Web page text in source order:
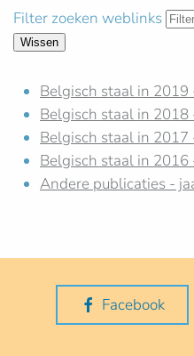
Filter zoeken weblinks
Wissen
Belgisch staal in 2019
Belgisch staal in 2018
Belgisch staal in 2017
Belgisch staal in 2016
Andere publicaties -
Facebook